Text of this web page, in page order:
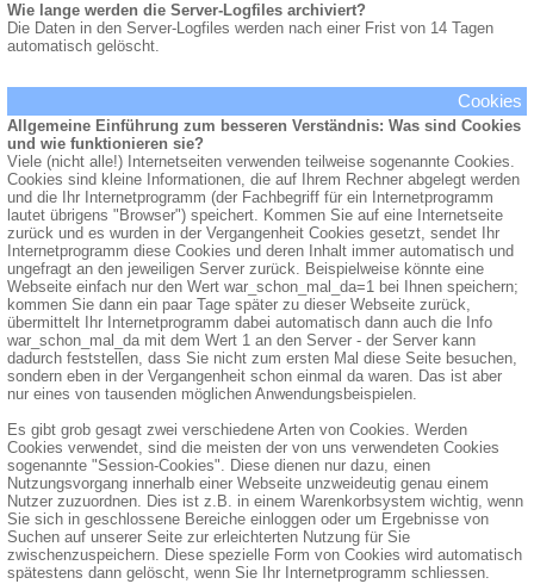
Wie lange werden die Server-Logfiles archiviert?
Die Daten in den Server-Logfiles werden nach einer Frist von 14 Tagen
automatisch gelöscht.
Cookies
Allgemeine Einführung zum besseren Verständnis: Was sind Cookies
und wie funktionieren sie?
Viele (nicht alle!) Internetseiten verwenden teilweise sogenannte Cookies.
Cookies sind kleine Informationen, die auf Ihrem Rechner abgelegt werden
und die Ihr Internetprogramm (der Fachbegriff für ein Internetprogramm
lautet übrigens "Browser") speichert. Kommen Sie auf eine Internetseite
zurück und es wurden in der Vergangenheit Cookies gesetzt, sendet Ihr
Internetprogramm diese Cookies und deren Inhalt immer automatisch und
ungefragt an den jeweiligen Server zurück. Beispielweise könnte eine
Webseite einfach nur den Wert war_schon_mal_da=1 bei Ihnen speichern;
kommen Sie dann ein paar Tage später zu dieser Webseite zurück,
übermittelt Ihr Internetprogramm dabei automatisch dann auch die Info
war_schon_mal_da mit dem Wert 1 an den Server - der Server kann
dadurch feststellen, dass Sie nicht zum ersten Mal diese Seite besuchen,
sondern eben in der Vergangenheit schon einmal da waren. Das ist aber
nur eines von tausenden möglichen Anwendungsbeispielen.
Es gibt grob gesagt zwei verschiedene Arten von Cookies. Werden
Cookies verwendet, sind die meisten der von uns verwendeten Cookies
sogenannte "Session-Cookies". Diese dienen nur dazu, einen
Nutzungsvorgang innerhalb einer Webseite unzweideutig genau einem
Nutzer zuzuordnen. Dies ist z.B. in einem Warenkorbsystem wichtig, wenn
Sie sich in geschlossene Bereiche einloggen oder um Ergebnisse von
Suchen auf unserer Seite zur erleichterten Nutzung für Sie
zwischenzuspeichern. Diese spezielle Form von Cookies wird automatisch
spätestens dann gelöscht, wenn Sie Ihr Internetprogramm schliessen.